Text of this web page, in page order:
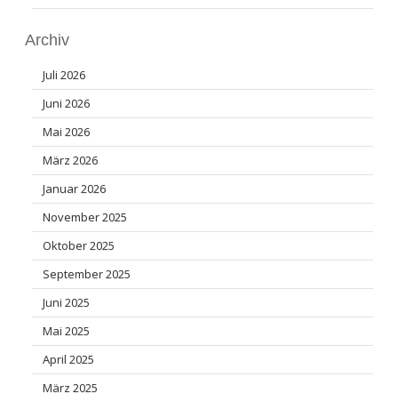
Archiv
Juli 2026
Juni 2026
Mai 2026
März 2026
Januar 2026
November 2025
Oktober 2025
September 2025
Juni 2025
Mai 2025
April 2025
März 2025